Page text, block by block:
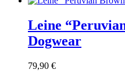
Leine
Dogwear
79,90 €